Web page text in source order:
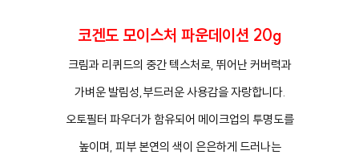
코겐도 모이스처 파운데이션 20g
크림과 리퀴드의 중간 텍스처로, 뛰어난 커버력과
가벼운 발림성,부드러운 사용감을 자랑합니다.
오토필터 파우더가 함유되어 메이크업의 투명도를
높이며, 피부 본연의 색이 은은하게 드러나는